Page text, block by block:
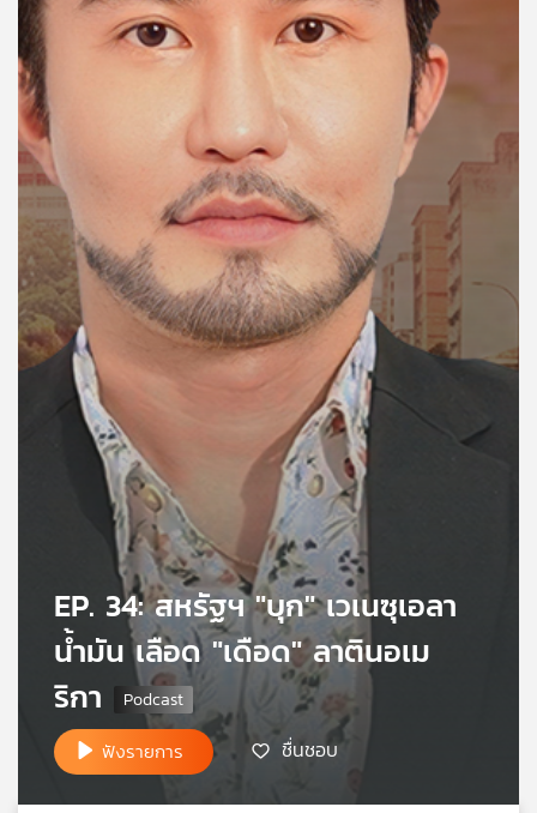
คุณ
เพลง
บทความ
ข่าว
และ
กิจกรรม
EP. 34: สหรัฐฯ "บุก" เวเนซุเอลา
น้ำมัน เลือด "เดือด" ลาตินอเม
ริกา
ฟังรายการ ชื่นชอบ